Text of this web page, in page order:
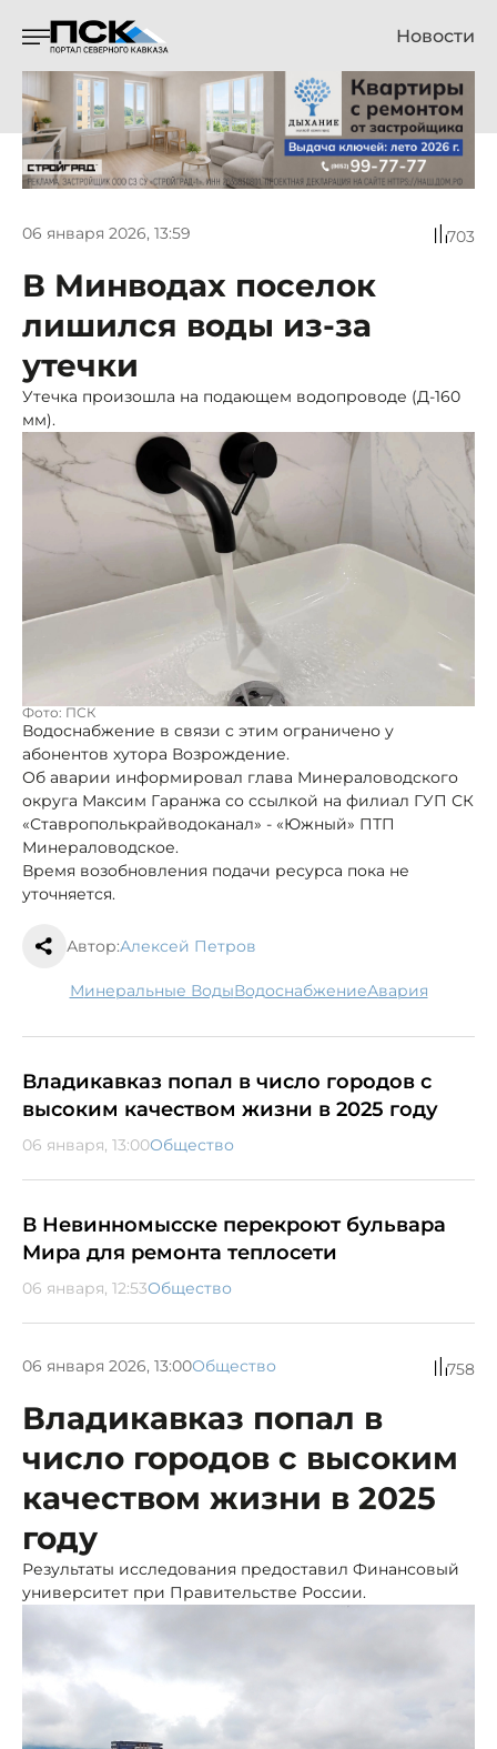
Новости
06 января 2026, 13:59 703
В Минводах поселок
лишился воды из-за
утечки
Утечка произошла на подающем водопроводе (Д-160
мм).
Фото: ПСК
Водоснабжение в связи с этим ограничено у
абонентов хутора Возрождение.
Об аварии информировал глава Минераловодского
округа Максим Гаранжа со ссылкой на филиал ГУП СК
«Ставрополькрайводоканал» - «Южный» ПТП
Минераловодское.
Время возобновления подачи ресурса пока не
уточняется.
Автор:Алексей Петров
Минеральные Воды водоснабжение авария
Владикавказ попал в число городов с
высоким качеством жизни в 2025 году
06 января, 13:00Общество
В Невинномысске перекроют бульвара
Мира для ремонта теплосети
06 января, 12:53Общество
06 января 2026, 13:00Общество 758
Владикавказ попал в
число городов с высоким
качеством жизни в 2025
году
Результаты исследования предоставил Финансовый
университет при Правительстве России.